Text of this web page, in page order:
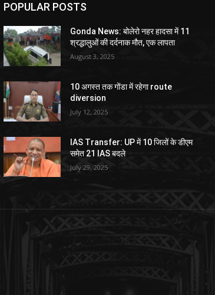
POPULAR POSTS
Gonda News: बोलेरो नहर हादसा में 11
श्रद्धालुओं की दर्दनाक मौत, एक लापता
August 3, 2025
10 अगस्त तक गोंडा में रहेगा route
diversion
July 12, 2025
IAS Transfer: UP में 10 जिलों के डीएम
समेत 21 IAS बदले
July 29, 2025